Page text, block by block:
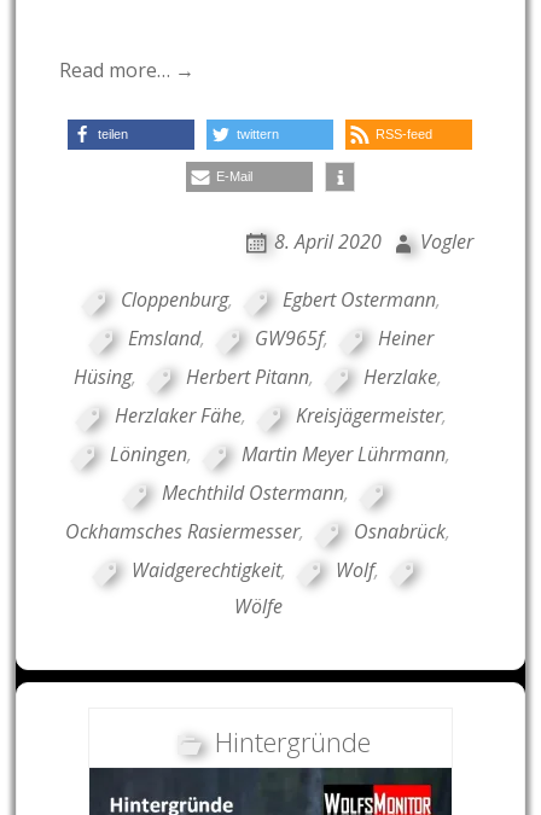
Read more… →
teilen twittern RSS-feed
E-Mail
8. April 2020 Vogler
Cloppenburg, Egbert Ostermann,
Emsland, GW965f,
Heiner
Hüsing, Herbert Pitann, Herzlake,
Herzlaker Fähe, Kreisjägermeister,
Löningen, Martin Meyer Lührmann,
Mechthild Ostermann,
Ockhamsches Rasiermesser, Osnabrück,
Waidgerechtigkeit, Wolf,
Wölfe
Hintergründe